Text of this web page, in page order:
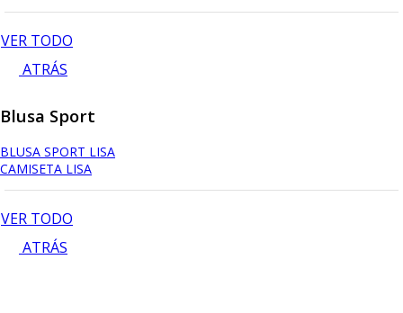
VER TODO
ATRÁS
Blusa Sport
BLUSA SPORT LISA
CAMISETA LISA
VER TODO
ATRÁS